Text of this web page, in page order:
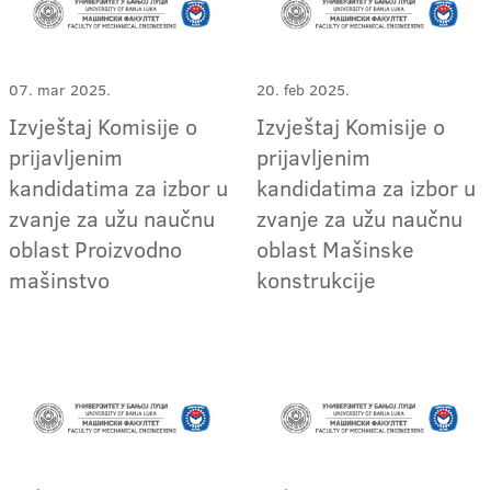
07. mar 2025.
Izvještaj Komisije o
prijavljenim
kandidatima za izbor u
zvanje za užu naučnu
oblast Proizvodno
mašinstvo
20. feb 2025.
Izvještaj Komisije o
prijavljenim
kandidatima za izbor u
zvanje za užu naučnu
oblast Mašinske
konstrukcije